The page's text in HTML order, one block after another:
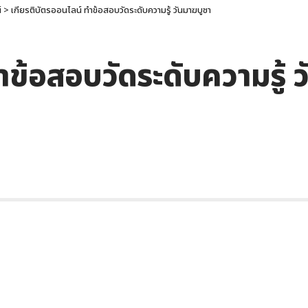
> เกียรติบัตรออนไลน์ ทำข้อสอบวัดระดับความรู้ วันมาฆบูชา
อสอบวัดระดับความรู้